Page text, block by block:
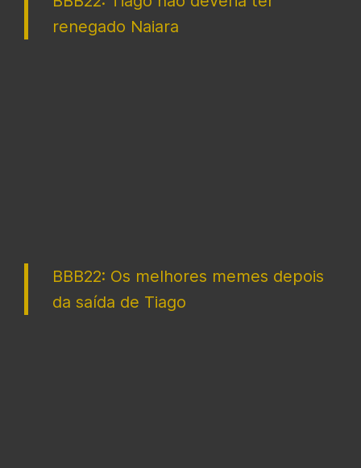
renegado Naiara
BBB22: Os melhores memes depois
da saída de Tiago